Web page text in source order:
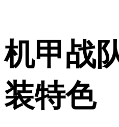
机甲战
装特色